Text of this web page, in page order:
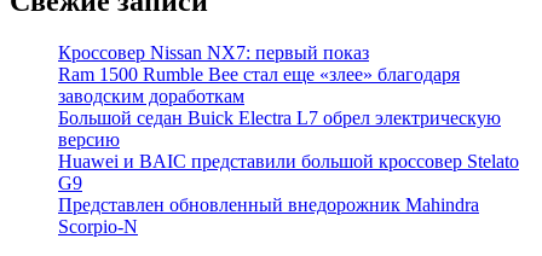
Кроссовер Nissan NX7: первый показ
Ram 1500 Rumble Bee стал еще «злее» благодаря
заводским доработкам
Большой седан Buick Electra L7 обрел электрическую
версию
Huawei и BAIC представили большой кроссовер Stelato
G9
Представлен обновленный внедорожник Mahindra
Scorpio-N